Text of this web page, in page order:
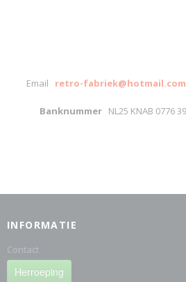
Email retro-fabriek@hotmail.com
Banknummer NL25 KNAB 0776
INFORMATIE
Contact
Herroeping